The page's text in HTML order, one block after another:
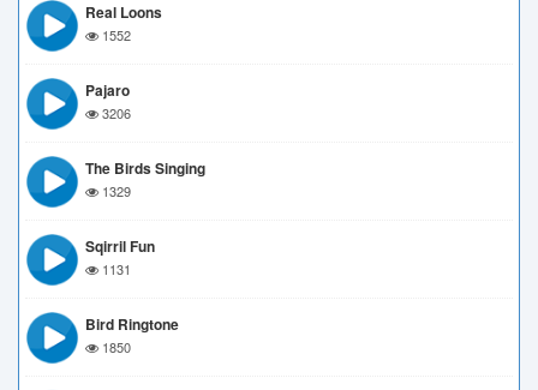
Real Loons
1552
Pajaro
3206
The Birds Singing
1329
Sqirril Fun
1131
Bird Ringtone
1850